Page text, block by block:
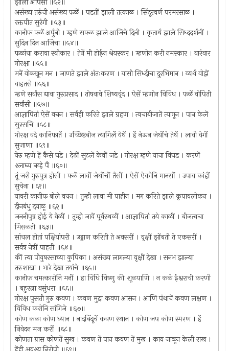
असंख्य तरुंची असंख्य फळें । पडतीं झाली तत्काळ । सिंदूरवर्ण परमरसाळ ।
रक्तपीत सुरंगी ॥५३॥
कानीफ फळें अर्पुनी । म्हणे सफळ झाले आजिचे दिनी । कृतार्थ झाले सिध्ददर्शनीं ।
सुदिन दिन आजिचा ॥५४॥
फळांचा करावा स्वीकार । तेनें मी होईन श्रेयस्कर । म्हणोन करी नमस्कार । वारंवार
गोरक्षा ॥५५॥
मनें वोळखून मन । जाणते झाले अंतःकरण । यासी सिध्दीचा दुरभिमान । व्यर्थ वोझें
वाहतसे ॥५६॥
म्हणे सर्वांस द्यावा गुरुप्रसाद । तोषवावे शिष्यवृंद । ऐसें म्हणोन विविध । फळें वोपिती
सर्वांसी ॥५७॥
आज्ञापितां ऐसें वचन । सर्वही करिते झाले ग्रहण । त्वचाबीजातें त्यागून । पान केलें
सुरसचि ॥५८॥
गोरक्ष वदे कानिफातें । उच्छिष्टबीज त्यागिलें येथें । हें नेऊन जेथींचे तेथें । लावी वेगीं
सुजाणा ॥५९॥
येरु म्हणे हें कैसे घडे । देठीं सुटलें केवीं जडे । गोरक्ष म्हणे याचा विघड । करणें
श्लाघ्य नव्हे पैं ॥६०॥
तूं जरी गुरुपुत्र होसी । फळें लावीं जेथींचीं तैसीं । ऐसें ऐकोनि मानसीं । उपाय कांहीं
सुचेना ॥६१॥
यावरी कानीफ बोले वचन । तुम्ही लावा मी पाहीन । मग करिते झाले कृपावलोकन ।
दीनबंधु दयाळू ॥६२॥
जननीपुत्र होई ये वेळीं । तुम्ही जावें पूर्वस्थळीं । आज्ञापितां तये काळीं । बीजत्वचा
मिसळती ॥६३॥
सांचल होतां पक्षियांपरी । उड्डाण करिती ते अवसरीं । वृक्षीं झोंबती ते एकसरीं ।
सर्वत्र नेत्रीं पाहती ॥६४॥
कीं त्या पीयुषरसाच्या कुपिका । असंख्य लागल्या वृक्षीं देखा । सनभ झाल्या
तरुशाखा । भारे देखा तयांचे ॥६५॥
कानीफ चमत्कारोनि मनीं । हा विधि विष्णु की शूळपाणि । न कळे ईश्वराची करणी
। बहुरत्ना वसुंधरा ॥६६॥
गोरक्ष पुसती गुरु कवण । कवण मुद्रा कवण आसन । आणि पंथाचें कवण लक्षण ।
विविध करोनि सांगिजे ॥६७॥
कोण कळा कोण ध्यान । नादबिंदूचें कवण स्थान । कोण जप कोण स्मरण । हें
निवेदन मज करीं ॥६८॥
कोणता ग्रास कोणतें सुख । कवण तें पान कवण तें मुख । काय जाळून केली राख ।